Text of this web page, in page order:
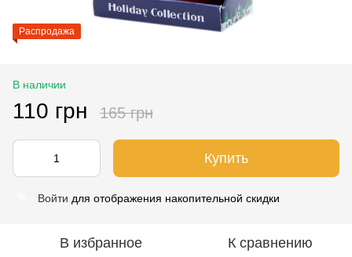
Распродажа
В наличии
110 грн 165 грн
Купить
Войти для отображения накопительной скидки
В избранное К сравнению